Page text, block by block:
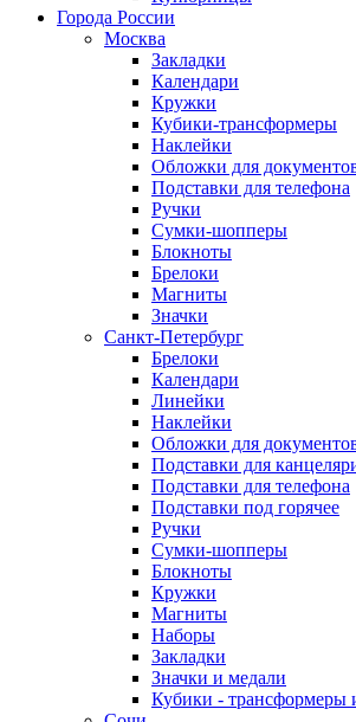
Города России
Москва
Закладки
Календари
Кружки
Кубики-трансформеры
Наклейки
Обложки для
Подставки для телефона
Ручки
Сумки-шопперы
Блокноты
Брелоки
Магниты
Значки
Санкт-Петербург
Брелоки
Календари
Линейки
Наклейки
Обложки для
Подставки для
Подставки для телефона
Подставки под горячее
Ручки
Сумки-шопперы
Блокноты
Кружки
Магниты
Наборы
Закладки
Значки и медали
Кубики - трансформеры